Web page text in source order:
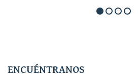
ENCUÉNTRANOS